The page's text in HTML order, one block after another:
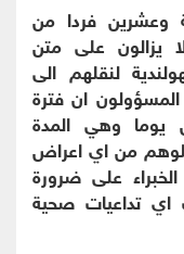
وعشرين فردا من
يزالون على متن
لنقلهم الى
ان فترة
يوما وهي المدة
من اي اعراض
على ضرورة
اي تداعيات صحية